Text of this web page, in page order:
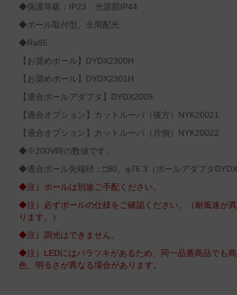
◆保護等級：IP23 光源部IP44
◆ポール取付型、全周配光
◆Ra85
【お奨めポール】DYDX2300H
【お奨めポール】DYDX2301H
【適合ポールアダプタ】DYDX2009
【適合オプション】カットルーバ（後方）NYK20021
【適合オプション】カットルーバ（片側）NYK20022
◆※200V時の数値です。
◆適合ポール先端径：□90、φ76.3（ポールアダプタ
◆注）ポールは別途ご手配ください。
◆注）必ずポールの仕様をご確認ください。（耐風速が
ります。）
◆注）調光はできません。
◆注）LEDにはバラツキがあるため、同一品番商品でも
色、明るさが異なる場合があります。